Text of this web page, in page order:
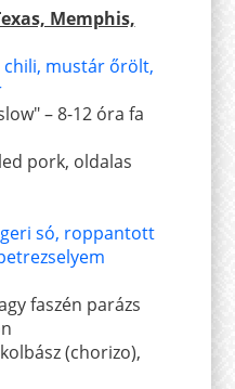
Memphis,
chili, mustár őrölt,
– 8-12 óra fa
pork, oldalas
só, roppantott
faszén parázs
(chorizo),